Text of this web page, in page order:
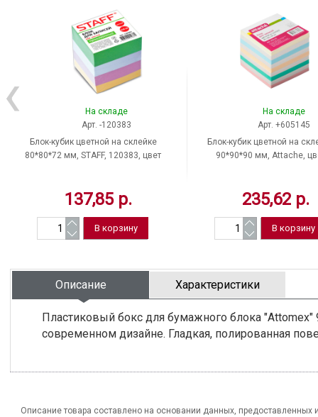
На складе
Арт. -120383
Блок-кубик цветной на склейке
80*80*72 мм, STAFF, 120383, цвет
137,85 р.
На складе
Арт. +605145
Блок-кубик цветной на
90*90*90 мм, Attache,
235,62 р.
Описание Характеристики
Пластиковый бокс для бумажного блока
современном дизайне. Гладкая, полированная
Описание товара составлено на основании данных, предоставленных